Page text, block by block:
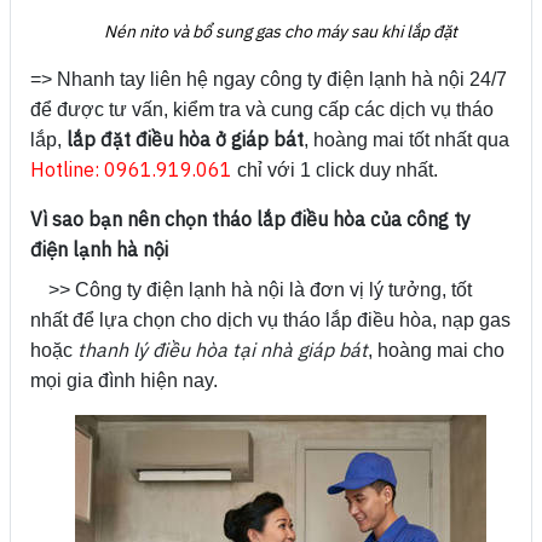
Nén nito và bổ sung gas cho máy sau khi lắp đặt
=> Nhanh tay liên hệ ngay công ty điện lạnh hà nội 24/7
để được tư vấn, kiểm tra và cung cấp các dịch vụ tháo
lắp, lắp đặt điều hòa ở giáp bát, hoàng mai tốt nhất qua
Hotline: 0961.919.061 chỉ với 1 click duy nhất.
Vì sao bạn nên chọn tháo lắp điều hòa của công ty
điện lạnh hà nội
>> Công ty điện lạnh hà nội là đơn vị lý tưởng, tốt
nhất để lựa chọn cho dịch vụ tháo lắp điều hòa, nạp gas
hoặc thanh lý điều hòa tại nhà giáp bát, hoàng mai cho
mọi gia đình hiện nay.